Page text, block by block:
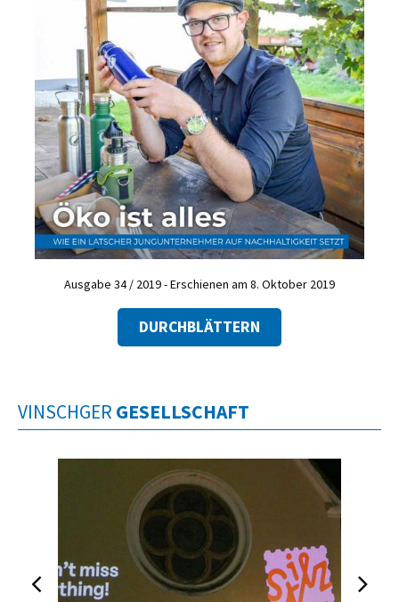
Ausgabe 34 / 2019 - Erschienen am 8. Oktober 2019
DURCHBLÄTTERN
VINSCHGER GESELLSCHAFT